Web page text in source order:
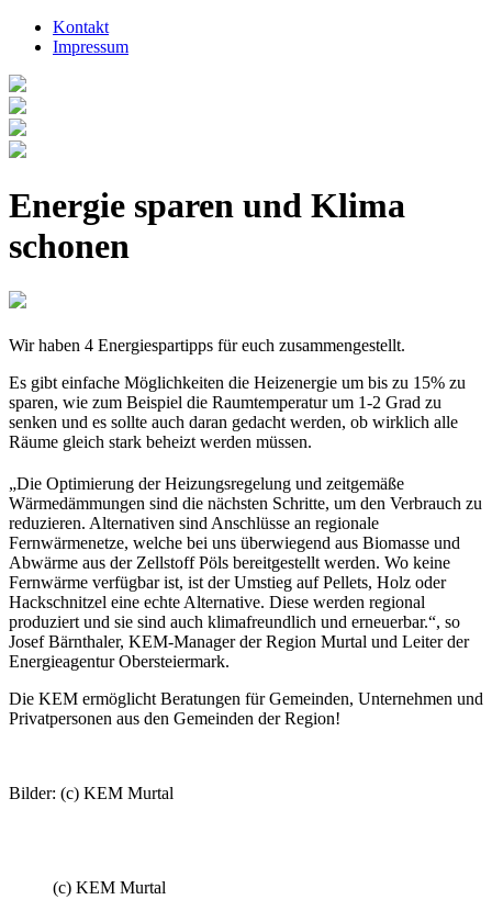
Kontakt
Impressum
Energie sparen und Klima
schonen
Wir haben 4 Energiespartipps für euch zusammengestellt.
Es gibt einfache Möglichkeiten die Heizenergie um bis zu 15% zu
sparen, wie zum Beispiel die Raumtemperatur um 1-2 Grad zu
senken und es sollte auch daran gedacht werden, ob wirklich alle
Räume gleich stark beheizt werden müssen.
„Die Optimierung der Heizungsregelung und zeitgemäße
Wärmedämmungen sind die nächsten Schritte, um den Verbrauch zu
reduzieren. Alternativen sind Anschlüsse an regionale
Fernwärmenetze, welche bei uns überwiegend aus Biomasse und
Abwärme aus der Zellstoff Pöls bereitgestellt werden. Wo keine
Fernwärme verfügbar ist, ist der Umstieg auf Pellets, Holz oder
Hackschnitzel eine echte Alternative. Diese werden regional
produziert und sie sind auch klimafreundlich und erneuerbar.“, so
Josef Bärnthaler, KEM-Manager der Region Murtal und Leiter der
Energieagentur Obersteiermark.
Die KEM ermöglicht Beratungen für Gemeinden, Unternehmen und
Privatpersonen aus den Gemeinden der Region!
Bilder: (c) KEM Murtal
(c) KEM Murtal